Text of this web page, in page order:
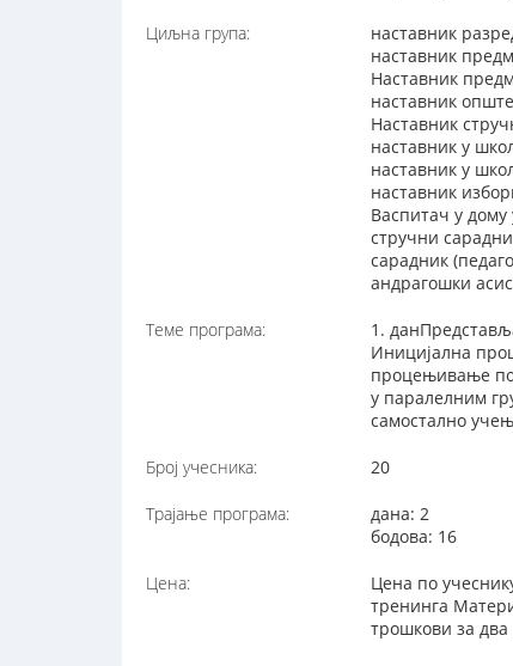
Циљна група:
наставник
наставник
Наставник
наставник
Наставник
наставник у
наставник у
наставник
Васпитач у дому
стручни
сарадник
андрагошки
Теме програма:
1.
Иницијална
процењивање
у паралелним
самостално
Број учесника: 20
Трајање програма:
дана: 2
бодова: 16
Цена:
Цена по
тренинга
трошкови за два